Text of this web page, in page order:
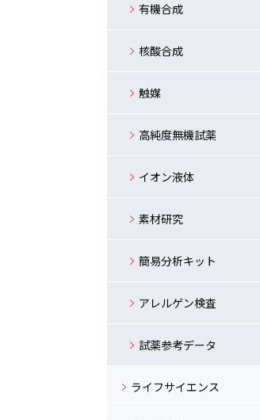
有機合成
核酸合成
触媒
高純度無機試薬
イオン液体
素材研究
簡易分析キット
アレルゲン検査
試薬参考データ
ライフサイエンス